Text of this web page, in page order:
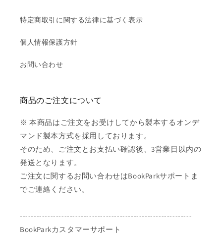
特定商取引に関する法律に基づく表示
個人情報保護方針
お問い合わせ
商品のご注文について
※ 本商品はご注文をお受けしてから製本するオンデ
マンド製本方式を採用しております。
そのため、ご注文とお支払い確認後、3営業日以内の
発送となります。
ご注文に関するお問い合わせはBookParkサポートま
でご連絡ください。
--------------------------------------------------------------
BookParkカスタマーサポート